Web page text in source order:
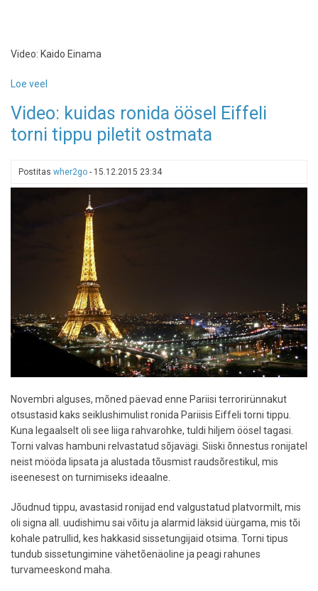
Video: Kaido Einama
Loe veel
tornis,
8.
juuni
Video: kuidas ronida öösel Eiffeli
torni tippu piletit ostmata
Postitas wher2go - 15.12.2015 23:34
Novembri alguses, mõned päevad enne Pariisi terrorirünnakut
otsustasid kaks seiklushimulist ronida Pariisis Eiffeli torni tippu.
Kuna legaalselt oli see liiga rahvarohke, tuldi hiljem öösel tagasi.
Torni valvas hambuni relvastatud sõjavägi. Siiski õnnestus ronijatel
neist mööda lipsata ja alustada tõusmist raudsõrestikul, mis
iseenesest on turnimiseks ideaalne.
Jõudnud tippu, avastasid ronijad end valgustatud platvormilt, mis
oli signa all. uudishimu sai võitu ja alarmid läksid üürgama, mis tõi
kohale patrullid, kes hakkasid sissetungijaid otsima. Torni tipus
tundub sissetungimine vähetõenäoline ja peagi rahunes
turvameeskond maha.